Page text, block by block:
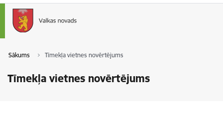
Sākums Tīmekļa vietnes novērtējums
Tīmekļa vietnes novērtējums